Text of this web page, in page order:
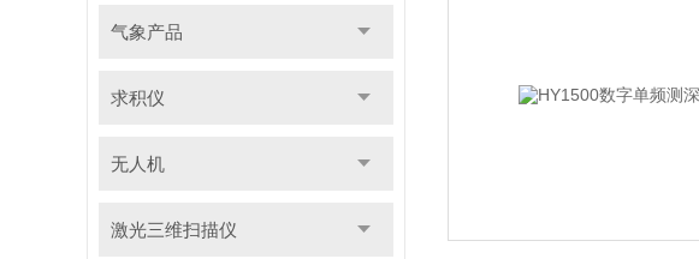
气象产品
求积仪
无人机
激光三维扫描仪